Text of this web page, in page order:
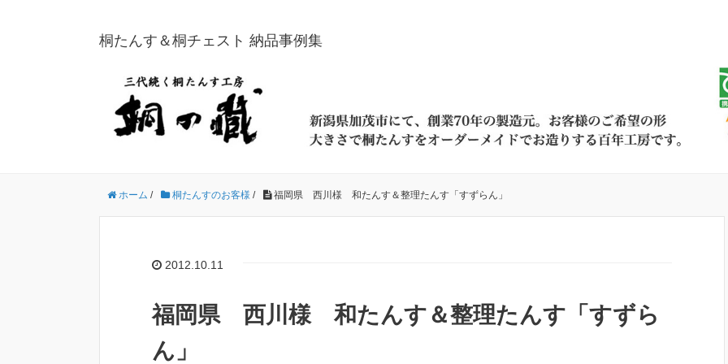
桐たんす＆桐チェスト 納品事例集
ホーム / 桐たんすのお客様 / 福岡県 西川様 和たんす＆整理たんす「すずらん」
2012.10.11
福岡県 西川様 和たんす＆整理たんす「すずら
ん」